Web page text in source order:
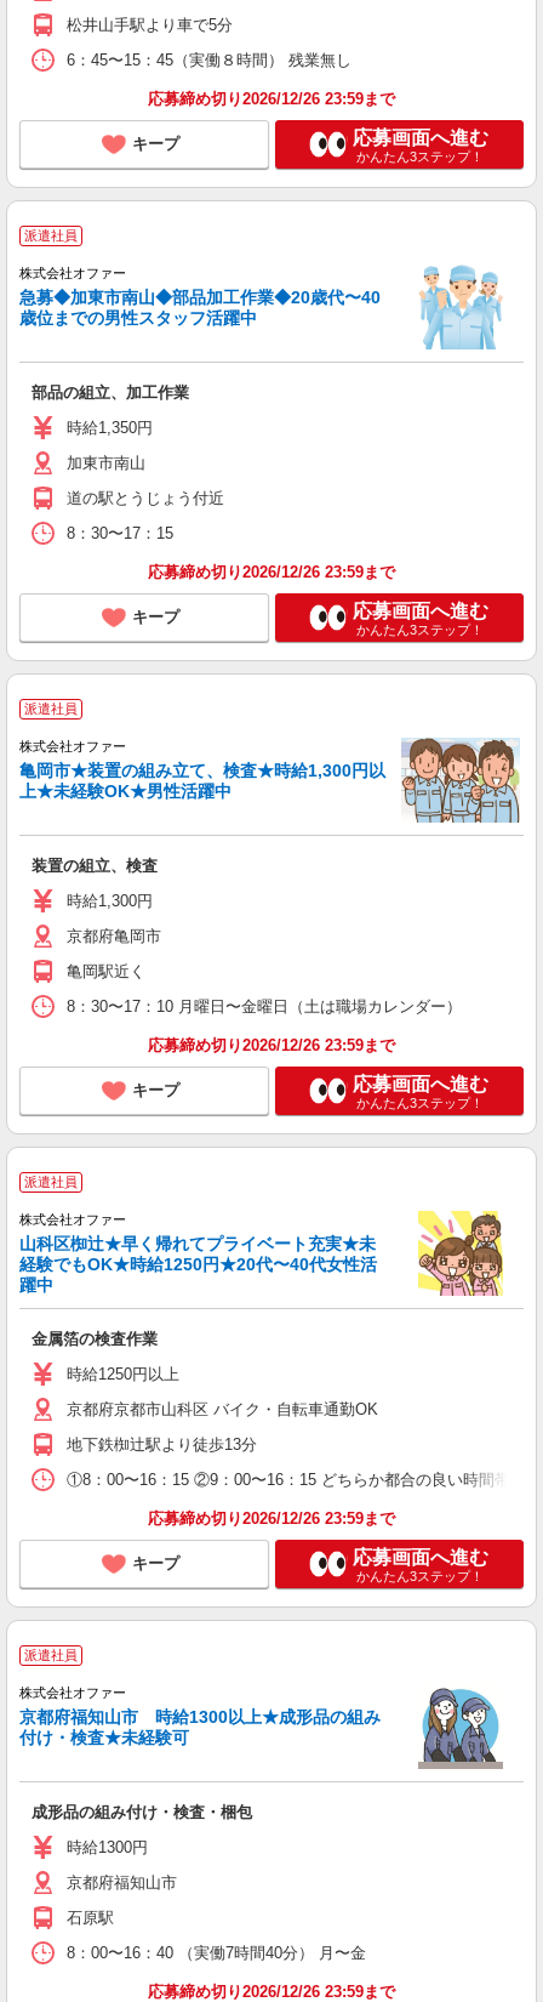
松井山手駅より車で5分
6：45〜15：45（実働８時間） 残業無し
応募締め切り2026/12/26 23:59まで
キープ 応募画面へ進む
かんたん3ステップ！
派遣社員
株式会社オファー
急募◆加東市南山◆部品加工作業◆20歳代〜40
歳位までの男性スタッフ活躍中
部品の組立、加工作業
時給1,350円
加東市南山
道の駅とうじょう付近
8：30〜17：15
応募締め切り2026/12/26 23:59まで
キープ 応募画面へ進む
かんたん3ステップ！
派遣社員
株式会社オファー
亀岡市★装置の組み立て、検査★時給1,300円以
上★未経験OK★男性活躍中
装置の組立、検査
時給1,300円
京都府亀岡市
亀岡駅近く
8：30〜17：10 月曜日〜金曜日（土は職場カレンダー）
応募締め切り2026/12/26 23:59まで
キープ 応募画面へ進む
かんたん3ステップ！
派遣社員
株式会社オファー
山科区椥辻★早く帰れてプライベート充実★未
経験でもOK★時給1250円★20代〜40代女性活
躍中
金属箔の検査作業
時給1250円以上
京都府京都市山科区 バイク・自転車通勤OK
地下鉄椥辻駅より徒歩13分
①8：00〜16：15 ②9：00〜16：15 どちらか都合の良い時間帯を
応募締め切り2026/12/26 23:59まで
キープ 応募画面へ進む
かんたん3ステップ！
派遣社員
株式会社オファー
京都府福知山市 時給1300以上★成形品の組み
付け・検査★未経験可
成形品の組み付け・検査・梱包
時給1300円
京都府福知山市
石原駅
8：00〜16：40 （実働7時間40分） 月〜金
応募締め切り2026/12/26 23:59まで